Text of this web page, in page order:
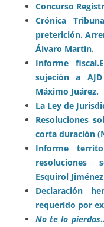
Concurso
Crónica T
preterición.
Álvaro Martín.
Informe fiscal.
sujeción a
Máximo Juárez.
La Ley de
Resoluciones
corta duración
Informe
resoluciones
Esquirol
Declaración
requerido por
No te lo pierdas